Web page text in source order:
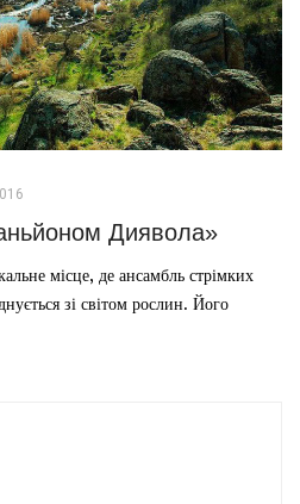
Диявола»
місце, де ансамбль стрімких
зі світом рослин. Його